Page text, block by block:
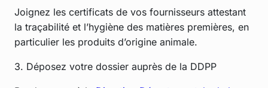
Joignez les certificats de vos fournisseurs attestant
la traçabilité et l’hygiène des matières premières, en
particulier les produits d’origine animale.
3. Déposez votre dossier auprès de la DDPP